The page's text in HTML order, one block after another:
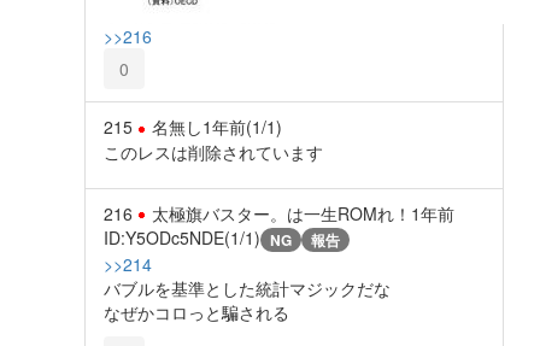
>>216
0
215 名無し1年前(1/1)
このレスは削除されています
216 太極旗バスター。は一生ROMれ！ 1年前
ID:Y5ODc5NDE(1/1) NG 報告
>>214
バブルを基準とした統計マジックだな
なぜかコロっと騙される